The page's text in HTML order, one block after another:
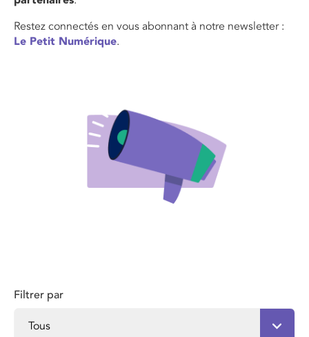
Restez connectés en vous abonnant à notre newsletter :
Le Petit Numérique.
Filtrer par